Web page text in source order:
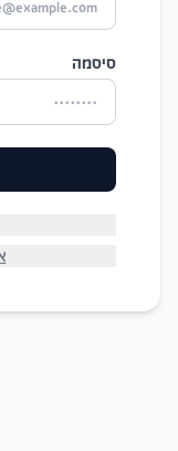
סיסמה